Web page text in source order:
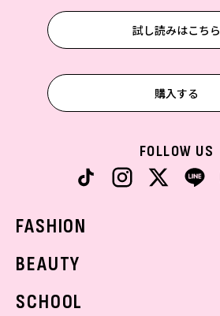
試し読みはこちら
購入する
FOLLOW US
FASHION
着回し
BEAUTY
SCHOOL